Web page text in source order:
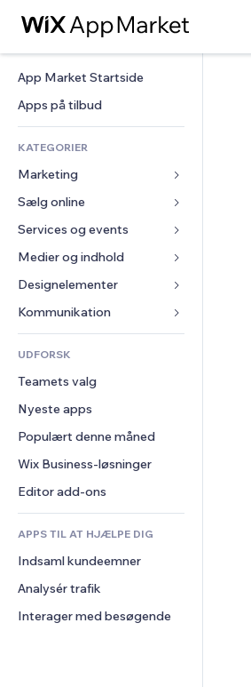
App Market Startside
Apps på tilbud
KATEGORIER
Marketing
Annoncer
Mobil
Statistikker
Hjemmesideregister
E-mail
Sælg online
Apps til Webshops
Forsendelse og levering
Sælg-knapper
Bogføring
Kuponer og loyalitet
Lagerløsninger
Services og events
Hoteller
Events
Restauranter
Ejendomshandel
Bookinger
Medier og indhold
Galleri
Musik
Podcasts
Fotografi
Video
PDF
Fildeling
Nyheder
Designelementer
Kort og Navigation
Privatliv & Sikkerhed
Ur
Sideskabeloner
Billedeffekter
Knapper og menuer
Bannere og badges
Lommeregnere
Søg
Vejr
Diagrammer og tabeller
Formularer
Meningsmålinger
Chat
Kommentarer
Telefon
Fællesskab
Anmeldelser og anbefalinger
CRM
UDFORSK
Teamets valg
Nyeste apps
Populært denne måned
Wix Business-løsninger
Editor add-ons
APPS TIL AT HJÆLPE DIG
Indsaml kundeemner
Analysér trafik
Interager med besøgende